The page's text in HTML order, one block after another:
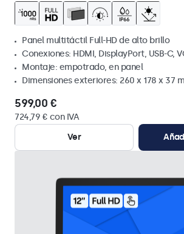
Panel multitáctil Full-HD de alto brillo
Conexiones: HDMI, DisplayPort, USB-C,
Montaje: empotrado, en panel
Dimensiones exteriores: 260 x 178 x 37
599,00 €
724,79 € con IVA
Ver